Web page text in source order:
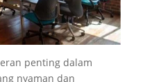
penting dalam
nyaman dan